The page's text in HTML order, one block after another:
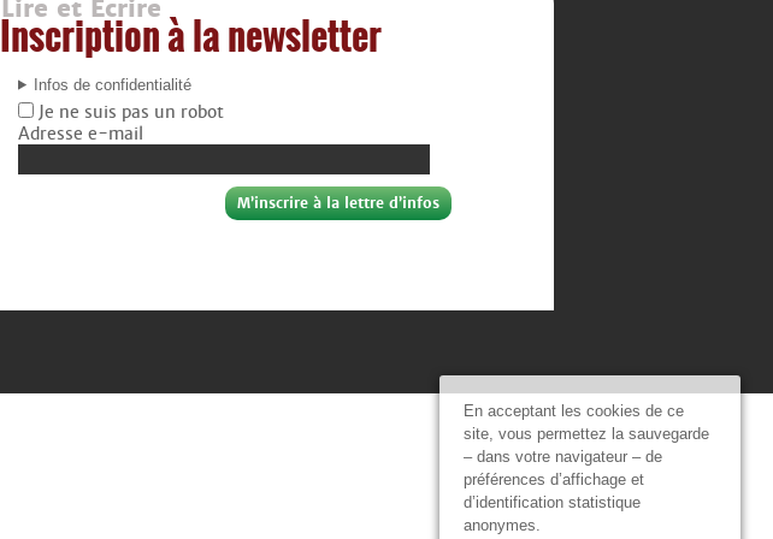
En acceptant les cookies de ce
site, vous permettez la sauvegarde
– dans votre navigateur – de
préférences d’affichage et
d’identification statistique
anonymes.
Lire et Écrire
Inscription à la newsletter
Infos de confidentialité
Je ne suis pas un robot
Adresse e-mail